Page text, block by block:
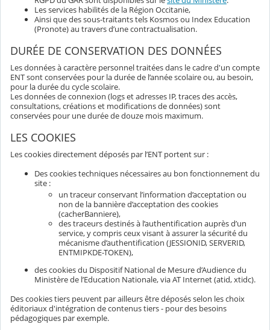
Les services habilités de la Région Occitanie,
Ainsi que des sous-traitants tels Kosmos ou Index Education
(Pronote) au travers d’une contractualisation.
DURÉE DE CONSERVATION DES DONNÉES
Les données à caractère personnel traitées dans le cadre d'un compte
ENT sont conservées pour la durée de l’année scolaire ou, au besoin,
pour la durée du cycle scolaire.
Les données de connexion (logs et adresses IP, traces des accès,
consultations, créations et modifications de données) sont
conservées pour une durée de douze mois maximum.
LES COOKIES
Les cookies directement déposés par l’ENT portent sur :
Des cookies techniques nécessaires au bon fonctionnement du
site :
un traceur conservant l’information d’acceptation ou
non de la bannière d’acceptation des cookies
(cacherBanniere),
des traceurs destinés à l’authentification auprès d’un
service, y compris ceux visant à assurer la sécurité du
mécanisme d’authentification (JESSIONID, SERVERID,
ENTMIPKDE-TOKEN),
des cookies du Dispositif National de Mesure d’Audience du
Ministère de l’Education Nationale, via AT Internet (atid, xtidc).
Des cookies tiers peuvent par ailleurs être déposés selon les choix
éditoriaux d'intégration de contenus tiers - pour des besoins
pédagogiques par exemple.